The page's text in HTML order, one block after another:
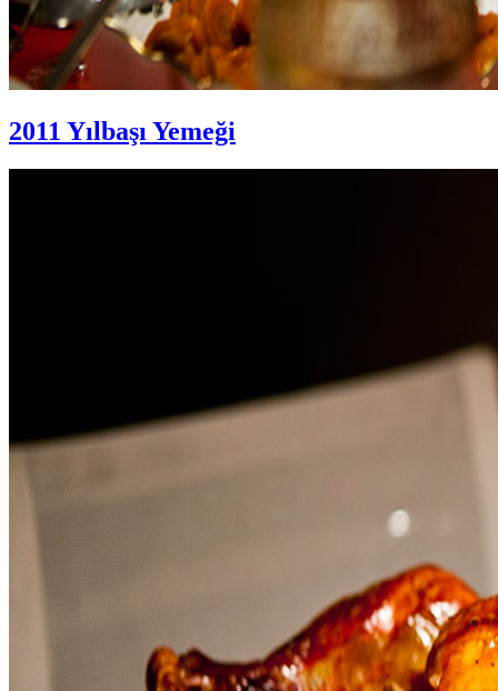
2011 Yılbaşı Yemeği